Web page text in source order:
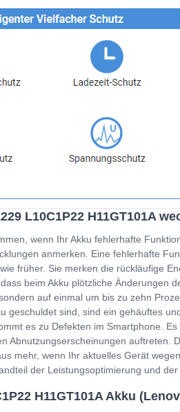
L10C1P22 H11GT101A
wenn Ihr Akku fehlerhafte
anmerken. Eine fehlerhafte
früher. Sie merken die rückläufige
beim Akku plötzliche Änderungen
auf einmal um bis zu zehn
geschuldet sind, sind ein gehäuftes
es zu Defekten im Smartphone.
Abnutzungserscheinungen auftreten.
mehr, wenn Ihr aktuelles Gerät
der Leistungsoptimierung und der
H11GT101A Akku